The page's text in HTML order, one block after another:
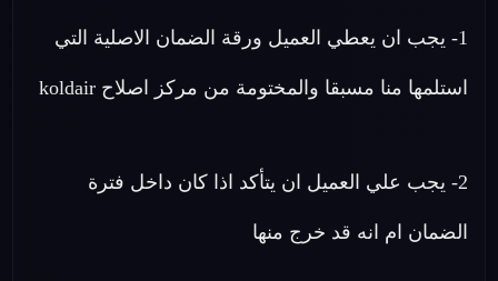
1- يجب ان يعطي العميل ورقة الضمان الاصلية التي
استلمها منا مسبقا والمختومة من مركز اصلاح koldair
2- يجب علي العميل ان يتأكد اذا كان داخل فترة
الضمان ام انه قد خرج منها